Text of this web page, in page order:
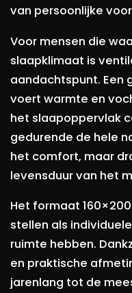
van persoonlijke
Voor mensen die
slaapklimaat is
aandachtspunt. Een
voert warmte en
het slaapoppervlak
gedurende de hele
het comfort, maar
levensduur van het
Het formaat
stellen als
ruimte hebben.
en praktische
jarenlang tot de